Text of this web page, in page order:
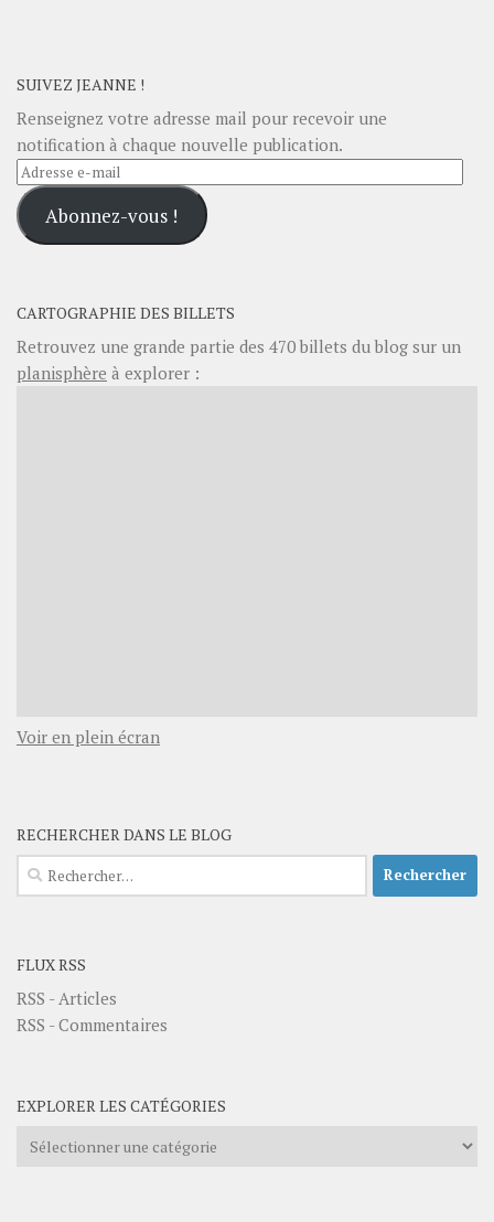
SUIVEZ JEANNE !
Renseignez votre adresse mail pour recevoir une
notification à chaque nouvelle publication.
Adresse
e-
mailAbonnez-vous !
CARTOGRAPHIE DES BILLETS
Retrouvez une grande partie des 470billets du blog sur un
planisphère à explorer :
Voir en plein écran
RECHERCHER DANS LE BLOG
Rechercher :
FLUX RSS
RSS - Articles
RSS - Commentaires
EXPLORER LES CATÉGORIES
Explorer